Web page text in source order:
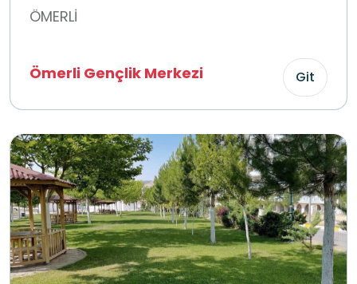
ÖMERLİ
Ömerli Gençlik Merkezi Git